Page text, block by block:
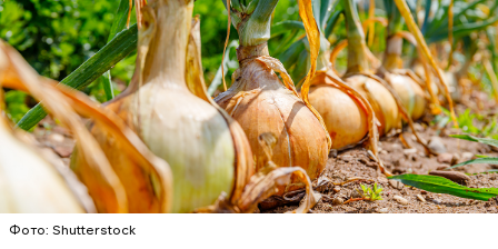
Фото: Shutterstock
— Курица сначала обжаривается с небольшим
количеством масла и лука на сковороде. Затем ее
нужно отправить в глубокий противень. Сверху
кладем кабачки, нарезанные крупным кубиком, —
порекомендовал собеседник «ВМ».
Кроме того, специалист не советует покупать
дыню с вмятиной или перележавшую в магазине
долгое время: